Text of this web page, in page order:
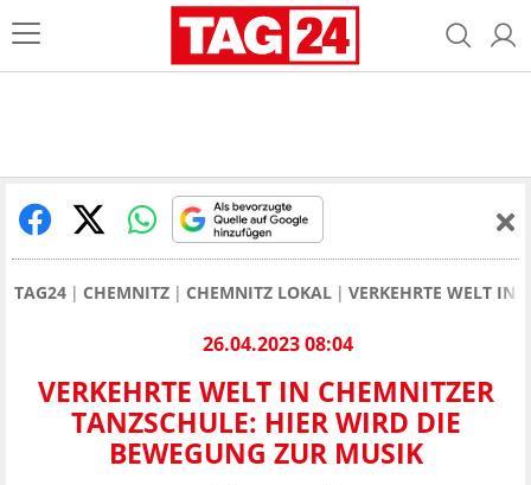
TAG24 CHEMNITZ CHEMNITZ LOKAL VERKEHRTE WELT IN
26.04.2023 08:04
VERKEHRTE WELT IN CHEMNITZER
TANZSCHULE: HIER WIRD DIE
BEWEGUNG ZUR MUSIK